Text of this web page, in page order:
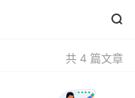

共 4 篇文章